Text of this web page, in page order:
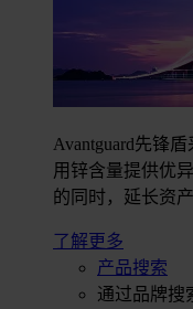
Avantguard先锋
用锌含量提供优
的同时，延长资
了解更多
产品搜索
通过品牌搜